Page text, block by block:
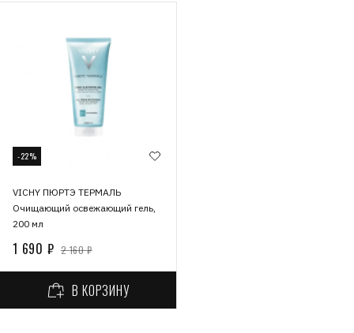
-22%
VICHY ПЮРТЭ ТЕРМАЛЬ
Очищающий освежающий гель,
200 мл
1 690 ₽ 2 160 ₽
В КОРЗИНУ